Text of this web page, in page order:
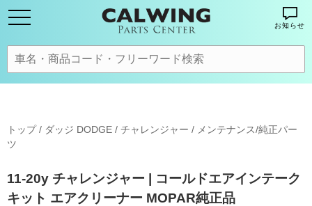
お知らせ
トップ/ ダッジ DODGE / チャレンジャー / メンテナンス/純正パー
ツ
11-20y チャレンジャー | コールドエアインテーク
キット エアクリーナー MOPAR純正品